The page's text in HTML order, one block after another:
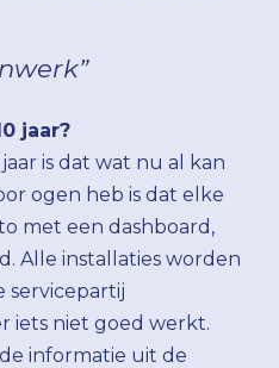
jaar?
jaar is dat wat nu al kan
ogen heb is dat elke
met een dashboard,
Alle installaties worden
servicepartij
iets niet goed werkt.
informatie uit de